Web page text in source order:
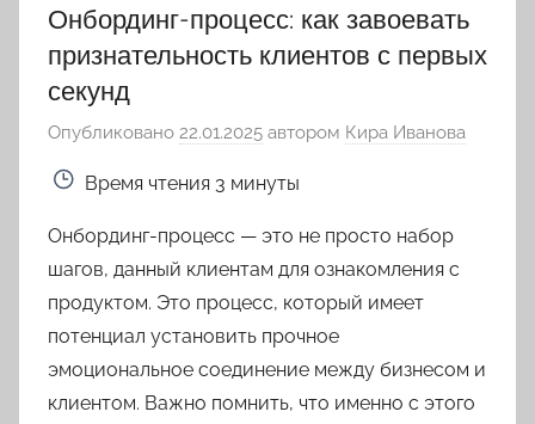
Онбординг-процесс: как завоевать
признательность клиентов с первых
секунд
Опубликовано 22.01.2025 автором Кира Иванова
Время чтения 3 минуты
Онбординг-процесс — это не просто набор
шагов, данный клиентам для ознакомления с
продуктом. Это процесс, который имеет
потенциал установить прочное
эмоциональное соединение между бизнесом и
клиентом. Важно помнить, что именно с этого